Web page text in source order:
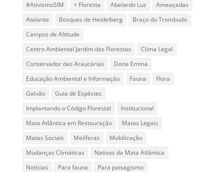
#AtivismoSIM + Floresta Abelardo Luz
Ameaçadas
Atalanta
Bosques de Heidelberg
Braço do Trombudo
Campos de Altitude
Centro Ambiental Jardim das Florestas
Clima Legal
Conservador das Araucárias
Dona Emma
Educação Ambiental e Informação
Fauna
Flora
Galvão
Guia de Espécies
Implantando o Código Florestal
Institucional
Mata Atlântica em Restauração
Matas Legais
Matas Sociais
Melíferas
Mobilização
Mudanças Climáticas
Nativas da Mata Atlântica
Notícias
Para fauna
Para paisagismo